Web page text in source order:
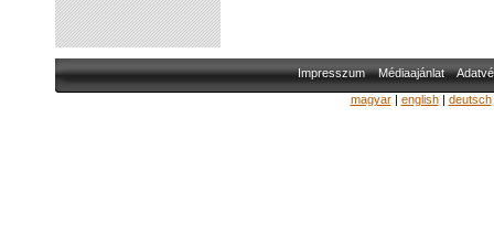
Impresszum Médiaajánlat
magyar| english| deutsch